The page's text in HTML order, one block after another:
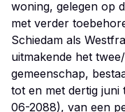
woning, gelegen op
met verder
Schiedam als
uitmakende het
gemeenschap,
tot en met dertig juni
06-2088), van een